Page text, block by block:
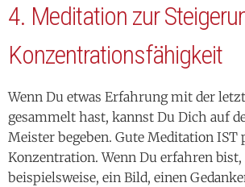
4. Meditation zur
Konzentrationsfähigkeit
Wenn Du etwas Erfahrung mit der
gesammelt hast, kannst Du Dich auf
Meister begeben. Gute Meditation IST
Konzentration. Wenn Du erfahren
beispielsweise, ein Bild, einen